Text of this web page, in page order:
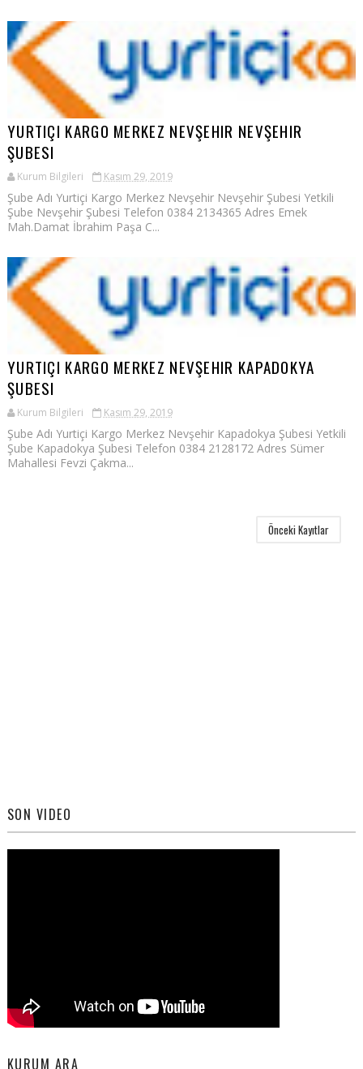
YURTIÇI KARGO MERKEZ NEVŞEHIR NEVŞEHIR
ŞUBESI
Kurum Bilgileri Kasım 29, 2019
Şube Adı Yurtiçi Kargo Merkez Nevşehir Nevşehir Şubesi Yetkili
Şube Nevşehir Şubesi Telefon 0384 2134365 Adres Emek
Mah.Damat İbrahim Paşa C...
YURTIÇI KARGO MERKEZ NEVŞEHIR KAPADOKYA
ŞUBESI
Kurum Bilgileri Kasım 29, 2019
Şube Adı Yurtiçi Kargo Merkez Nevşehir Kapadokya Şubesi Yetkili
Şube Kapadokya Şubesi Telefon 0384 2128172 Adres Sümer
Mahallesi Fevzi Çakma...
Önceki Kayıtlar
SON VIDEO
KURUM ARA